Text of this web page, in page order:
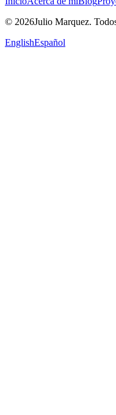
© 2026Julio Marquez.
EnglishEspañol